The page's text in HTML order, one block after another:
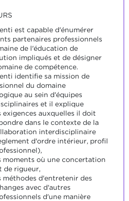
est capable d'énumérer
partenaires professionnels
de l'éducation de
impliqués et de désigner
de compétence.
identifie sa mission de
du domaine
au sein d'équipes
et il explique
exigences auxquelles il doit
dans le contexte de la
interdisciplinaire
d'ordre intérieur, profil
moments où une concertation
de rigueur,
méthodes d'entretenir des
avec d'autres
d'une manière